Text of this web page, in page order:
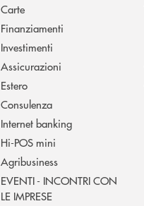
Carte
Finanziamenti
Investimenti
Assicurazioni
Estero
Consulenza
Internet banking
Hi-POS mini
Agribusiness
EVENTI - INCONTRI CON
LE IMPRESE